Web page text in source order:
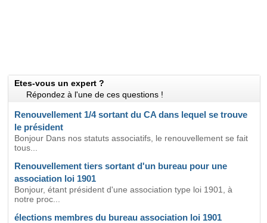
Etes-vous un expert ?
Répondez à l'une de ces questions !
Renouvellement 1/4 sortant du CA dans lequel se trouve
le président
Bonjour Dans nos statuts associatifs, le renouvellement se fait
tous...
Renouvellement tiers sortant d'un bureau pour une
association loi 1901
Bonjour, étant président d'une association type loi 1901, à
notre proc...
élections membres du bureau association loi 1901